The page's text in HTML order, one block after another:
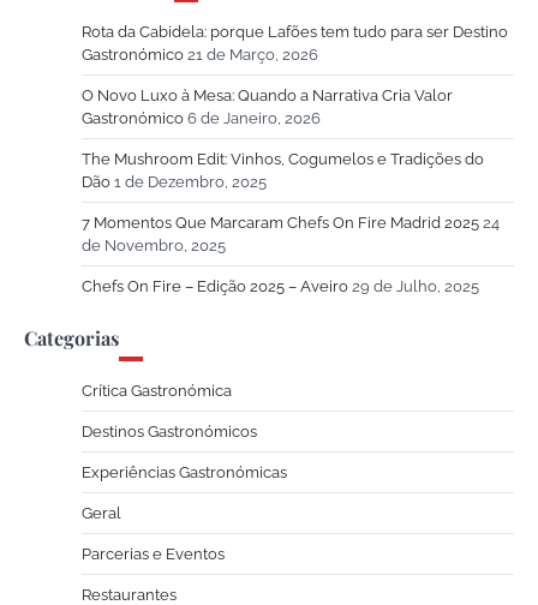
Rota da Cabidela: porque Lafões tem tudo para ser Destino
Gastronómico 21 de Março, 2026
O Novo Luxo à Mesa: Quando a Narrativa Cria Valor
Gastronómico 6 de Janeiro, 2026
The Mushroom Edit: Vinhos, Cogumelos e Tradições do
Dão 1 de Dezembro, 2025
7 Momentos Que Marcaram Chefs On Fire Madrid 2025 24
de Novembro, 2025
Chefs On Fire – Edição 2025 – Aveiro 29 de Julho, 2025
Categorias
Crítica Gastronómica
Destinos Gastronómicos
Experiências Gastronómicas
Geral
Parcerias e Eventos
Restaurantes